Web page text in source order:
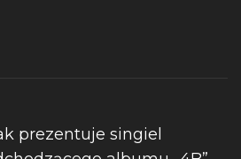
prezentuje singiel